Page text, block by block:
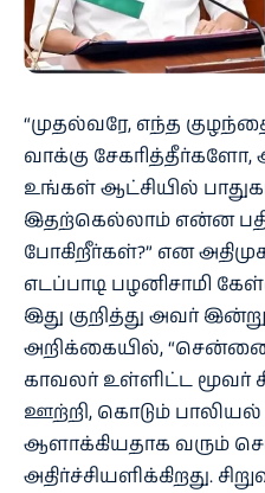
“முதல்வரே, எந்த
வாக்கு
உங்கள் ஆட்சியில்
இதற்கெல்லாம் என்ன
போகிறீர்கள்?” என
எடப்பாடி பழனிசாமி
இது குறித்து அவர்
அறிக்கையில்,
காவலர் உள்ளிட்ட மூவர்
ஊற்றி, கொடும்
ஆளாக்கியதாக வரும்
அதிர்ச்சியளிக்கிறது.